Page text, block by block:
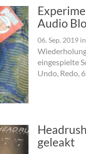
Audio
06. Sep. 2019in
eingespielte
Undo, Redo,
geleakt